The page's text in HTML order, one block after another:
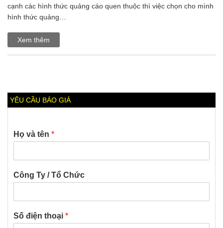
cạnh các hình thức quảng cáo quen thuộc thì việc chọn cho mình
hình thức quảng…
Xem thêm
YÊU CẦU BÁO GIÁ
Họ và tên *
Công Ty / Tổ Chức
Số điện thoại *